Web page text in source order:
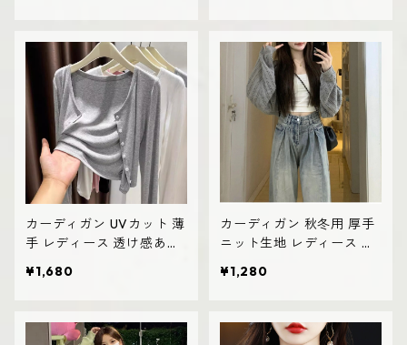
カーディガン UVカット 薄
手 レディース 透け感あり
¥1,680
カーディガン 秋冬用 厚手
ニット生地 レディース 羽
¥1,280